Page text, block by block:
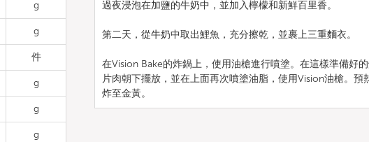
g
g
件
g
g
g
過夜浸泡在加鹽的牛奶中，並加入檸檬和新鮮百里香。
第二天，從牛奶中取出鯉魚，充分擦乾，並裹上三重麵衣。
在Vision Bake的炸鍋上，使用油槍進行噴塗。在這樣準備好
片肉朝下擺放，並在上面再次噴塗油脂，使用Vision油槍。預
炸至金黃。